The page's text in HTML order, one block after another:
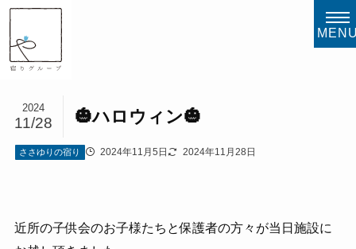
🎃ハロウィン🎃
2024
11/28
ささゆりの宿り 2024年11月5日 2024年11月28日
近所の子供会のお子様たちと保護者の方々が当日施設に